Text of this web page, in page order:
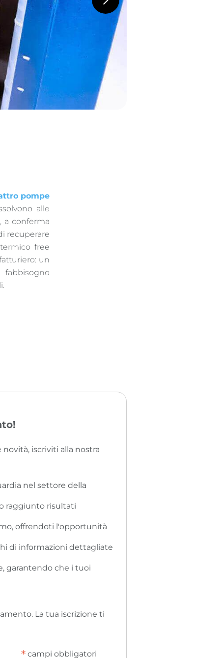
pompe
alle
a conferma
recuperare
free
un
iscriviti alla nostra
nel settore della
raggiunto risultati
offrendoti l'opportunità
di informazioni dettagliate
garantendo che i tuoi
La tua iscrizione ti
* campi obbligatori